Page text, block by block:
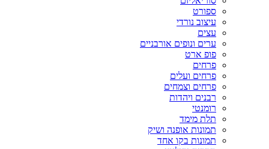
ספורט
עיצוב נורדי
עצים
ערים ונופים אורבניים
פופ ארט
פרחים
פרחים ועלים
פרחים וצמחים
רבנים ויהדות
רומנטי
תלת מימד
תמונות אופנה ושיק
תמונות בקו אחד